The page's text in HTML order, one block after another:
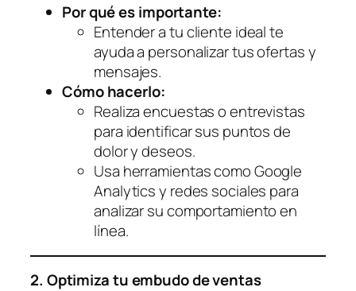
Por qué es importante:
Entender a tu cliente ideal te
ayuda a personalizar tus ofertas y
mensajes.
Cómo hacerlo:
Realiza encuestas o entrevistas
para identificar sus puntos de
dolor y deseos.
Usa herramientas como Google
Analytics y redes sociales para
analizar su comportamiento en
línea.
2. Optimiza tu embudo de ventas